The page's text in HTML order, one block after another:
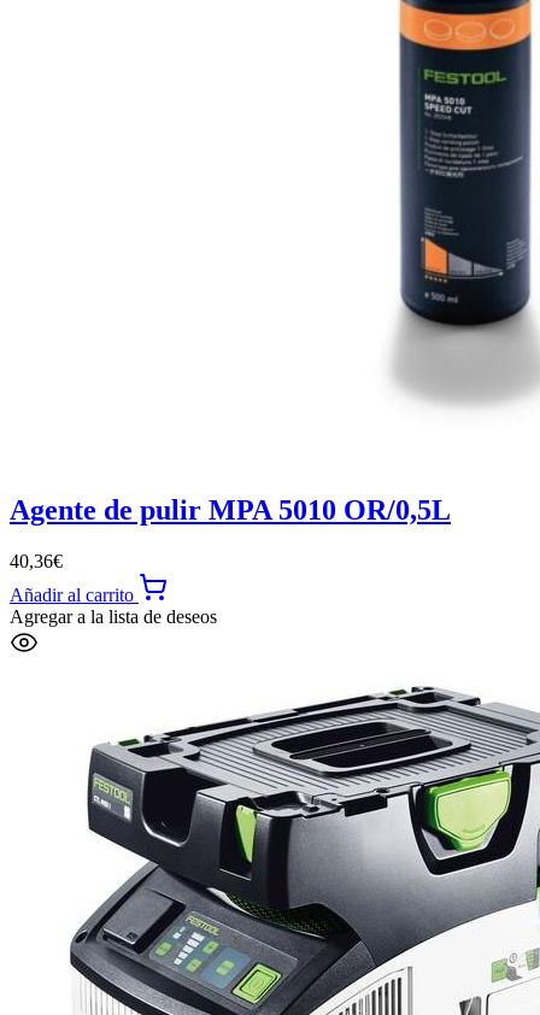
Agente de pulir MPA 5010 OR/0,5L
40,36€
Añadir al carrito
Agregar a la lista de deseos